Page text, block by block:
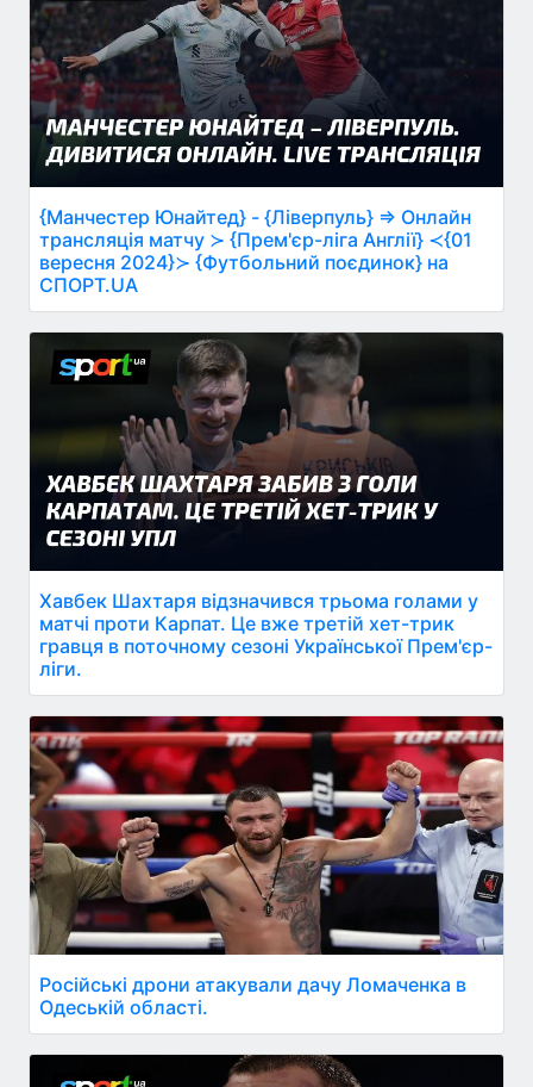
{Манчестер Юнайтед} - {Ліверпуль} ⇒ Онлайн
трансляція матчу ≻ {Прем'єр-ліга Англії} ≺{01
вересня 2024}≻ {Футбольний поєдинок} на
СПОРТ.UA
Хавбек Шахтаря відзначився трьома голами у
матчі проти Карпат. Це вже третій хет-трик
гравця в поточному сезоні Української Прем'єр-
ліги.
Російські дрони атакували дачу Ломаченка в
Одеській області.